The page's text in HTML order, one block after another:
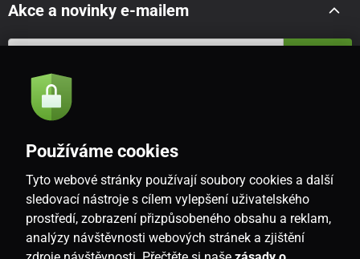
Akce a novinky e-mailem
Souhlasím se
CZ
Používáme cookies
Tyto webové stránky používají soubory cookies a další
sledovací nástroje s cílem vylepšení uživatelského
prostředí, zobrazení přizpůsobeného obsahu a reklam,
analýzy návštěvnosti webových stránek a zjištění